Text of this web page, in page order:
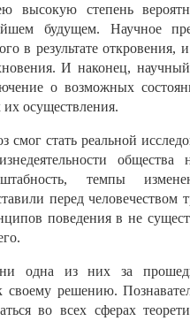
высокую степень
будущем. Научное
в результате
И наконец,
о возможных
осуществления.
смог стать реальной
темпы
перед
поведения в не
одна из них за
своему решению.
во всех сферах